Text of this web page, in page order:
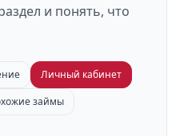
и понять, что
Личный кабинет
займы